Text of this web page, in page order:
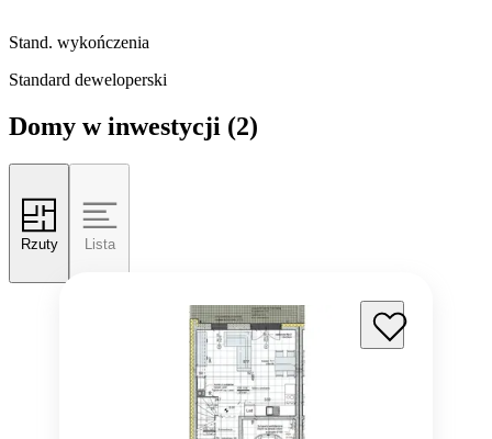
Stand. wykończenia
Standard deweloperski
Domy w inwestycji (2)
Rzuty Lista